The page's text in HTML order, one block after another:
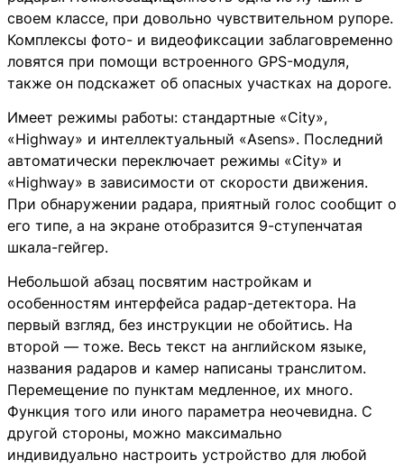
своем классе, при довольно чувствительном рупоре.
Комплексы фото- и видеофиксации заблаговременно
ловятся при помощи встроенного GPS-модуля,
также он подскажет об опасных участках на дороге.
Имеет режимы работы: стандартные «City»,
«Highway» и интеллектуальный «Asens». Последний
автоматически переключает режимы «City» и
«Highway» в зависимости от скорости движения.
При обнаружении радара, приятный голос сообщит о
его типе, а на экране отобразится 9-ступенчатая
шкала-гейгер.
Небольшой абзац посвятим настройкам и
особенностям интерфейса радар-детектора. На
первый взгляд, без инструкции не обойтись. На
второй — тоже. Весь текст на английском языке,
названия радаров и камер написаны транслитом.
Перемещение по пунктам медленное, их много.
Функция того или иного параметра неочевидна. С
другой стороны, можно максимально
индивидуально настроить устройство для любой